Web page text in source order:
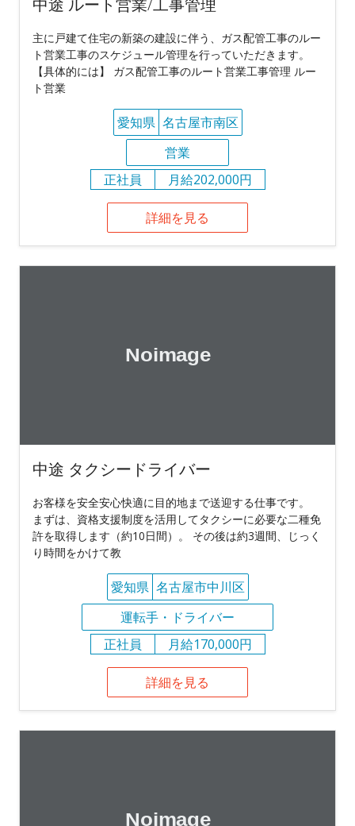
主に戸建て住宅の新築の建設に伴う、ガス配管工事のルー
ト営業工事のスケジュール管理を行っていただきます。
【具体的には】 ガス配管工事のルート営業工事管理 ルー
ト営業
愛知県 名古屋市南区
営業
正社員
月給202,000円
詳細を見る
中途 タクシードライバー
お客様を安全安心快適に目的地まで送迎する仕事です。
まずは、資格支援制度を活用してタクシーに必要な二種免
許を取得します（約10日間）。 その後は約3週間、じっく
り時間をかけて教
愛知県 名古屋市中川区
運転手・ドライバー
正社員
月給170,000円
詳細を見る